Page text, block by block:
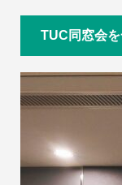
TUC同窓会